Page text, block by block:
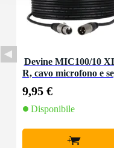
Devine MIC100/10
R, cavo microfono e
9,95 €
Disponibile
+